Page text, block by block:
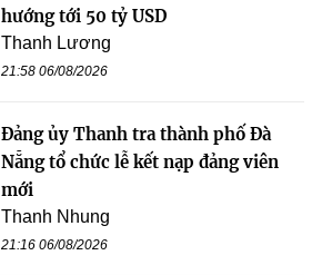
hướng tới 50 tỷ USD
Thanh Lương
21:58 06/08/2026
Đảng ủy Thanh tra thành phố Đà
Nẵng tổ chức lễ kết nạp đảng viên
mới
Thanh Nhung
21:16 06/08/2026